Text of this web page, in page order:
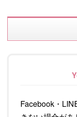
Facebook・